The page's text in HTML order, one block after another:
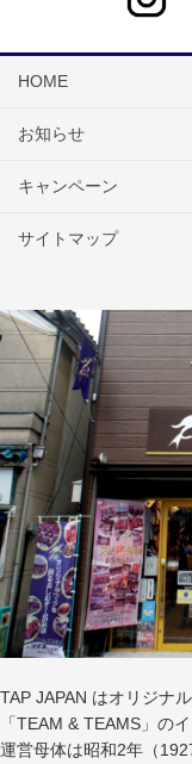
HOME
お知らせ
キャンペーン
サイトマップ
TAP JAPAN はオリジナ
「TEAM & TEAMS」の
運営母体は昭和2年（